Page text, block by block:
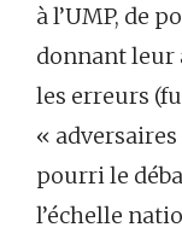
à l’UMP, de
donnant leur
les erreurs
«
pourri le
l’échelle